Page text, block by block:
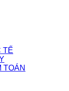
TẾ
TOÁN